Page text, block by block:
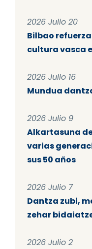
2026 Julio 20
Bilbao
cultura vasca
2026 Julio 16
Mundua
2026 Julio 9
Alkartasuna
varias
sus 50 años
2026 Julio 7
Dantza zubi,
zehar
2026 Julio 2